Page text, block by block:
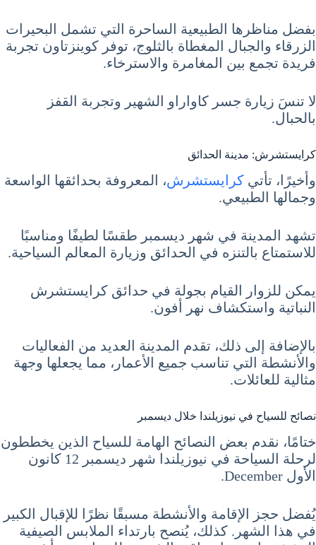
بفضل مناظرها الطبيعية الساحرة التي تشمل البحيرات
الزرقاء والجبال المغطاة بالثلوج، توفر كوينزتاون تجربة
فريدة تجمع بين المغامرة والاسترخاء.
لا تنسَ زيارة جسر كاواراو الشهير وتجربة القفز
بالحبال.
كرايستشرش: مدينة الحدائق
وأخيرًا، تأتي كرايستشرش، المعروفة بحدائقها الواسعة
وجمالها الطبيعي.
تشهد المدينة في شهر ديسمبر طقسًا لطيفًا ومناسبًا
للاستمتاع بالتنزه في الحدائق وزيارة المعالم السياحية.
يمكن للزوار القيام بجولة في حدائق كرايستشرش
النباتية واستكشاف نهر أفون.
بالإضافة إلى ذلك، تقدم المدينة العديد من الفعاليات
والأنشطة التي تناسب جميع الأعمار، مما يجعلها وجهة
مثالية للعائلات.
نصائح للسياح في نيوزيلندا خلال ديسمبر
ختامًا، نقدم بعض النصائح الهامة للسياح الذين يخططون
لرحلة السياحة في نيوزيلندا شهر ديسمبر 12 كانون
الأول December.
يُفضل حجز الإقامة والأنشطة مسبقًا نظرًا للإقبال الكبير
في هذا الشهر. كذلك، يُنصح بارتداء الملابس الصيفية